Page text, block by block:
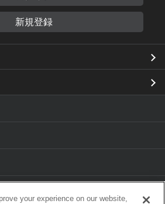
新規登録
your experience on our website,